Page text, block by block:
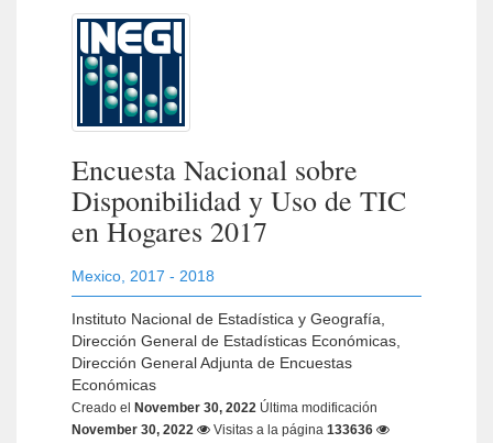
Encuesta Nacional sobre
Disponibilidad y Uso de TIC
en Hogares 2017
Mexico 2017 - 2018
Instituto Nacional de Estadística y Geografía,
Dirección General de Estadísticas Económicas,
Dirección General Adjunta de Encuestas
Económicas
Creado el November 30, 2022 Última modificación
November 30, 2022
Visitas a la página 133636